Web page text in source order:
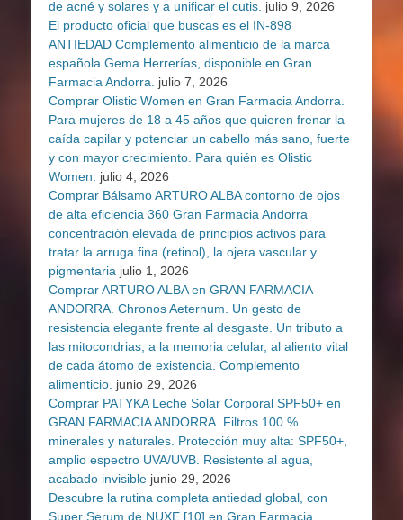
de acné y solares y a unificar el cutis. julio 9, 2026
El producto oficial que buscas es el IN-898
ANTIEDAD Complemento alimenticio de la marca
española Gema Herrerías, disponible en Gran
Farmacia Andorra. julio 7, 2026
Comprar Olistic Women en Gran Farmacia Andorra.
Para mujeres de 18 a 45 años que quieren frenar la
caída capilar y potenciar un cabello más sano, fuerte
y con mayor crecimiento. Para quién es Olistic
Women: julio 4, 2026
Comprar Bálsamo ARTURO ALBA contorno de ojos
de alta eficiencia 360 Gran Farmacia Andorra
concentración elevada de principios activos para
tratar la arruga fina (retinol), la ojera vascular y
pigmentaria julio 1, 2026
Comprar ARTURO ALBA en GRAN FARMACIA
ANDORRA. Chronos Aeternum. Un gesto de
resistencia elegante frente al desgaste. Un tributo a
las mitocondrias, a la memoria celular, al aliento vital
de cada átomo de existencia. Complemento
alimenticio. junio 29, 2026
Comprar PATYKA Leche Solar Corporal SPF50+ en
GRAN FARMACIA ANDORRA. Filtros 100 %
minerales y naturales. Protección muy alta: SPF50+,
amplio espectro UVA/UVB. Resistente al agua,
acabado invisible junio 29, 2026
Descubre la rutina completa antiedad global, con
Super Serum de NUXE [10] en Gran Farmacia